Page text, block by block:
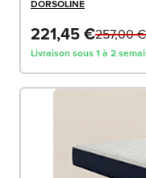
DORSOLINE
221,45 €257,00 €
Livraison sous 1 à 2